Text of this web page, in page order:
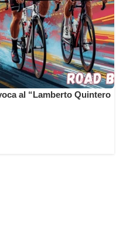
al “Lamberto Quintero